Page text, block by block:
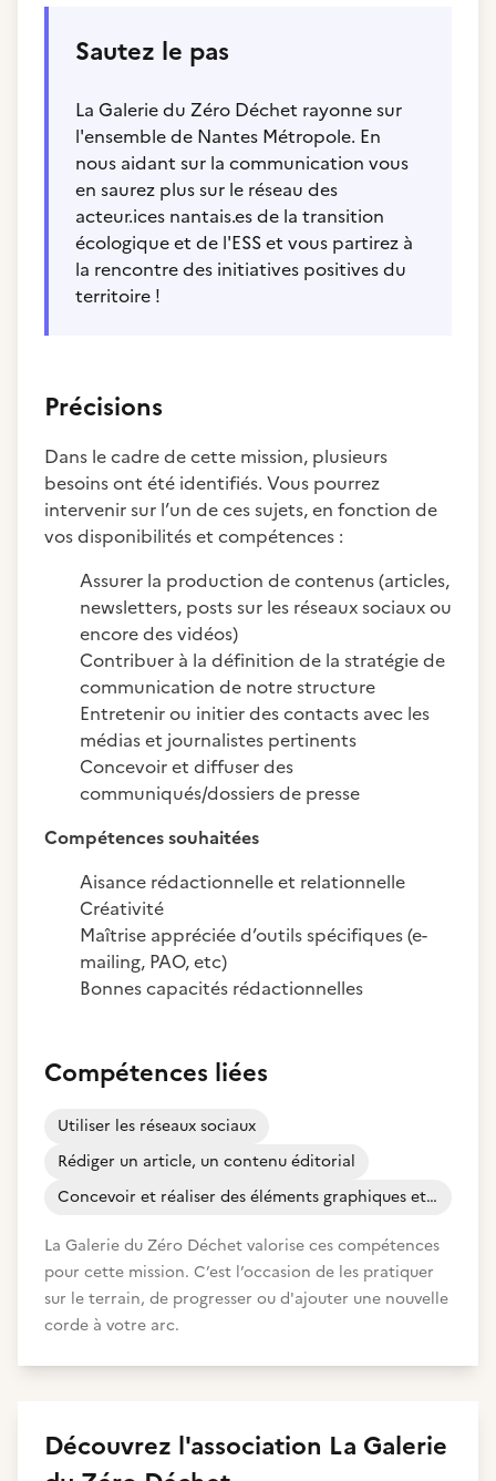
Sautez le pas
La Galerie du Zéro Déchet rayonne sur
l'ensemble de Nantes Métropole. En
nous aidant sur la communication vous
en saurez plus sur le réseau des
acteur.ices nantais.es de la transition
écologique et de l'ESS et vous partirez à
la rencontre des initiatives positives du
territoire !
Précisions
Dans le cadre de cette mission, plusieurs
besoins ont été identifiés. Vous pourrez
intervenir sur l’un de ces sujets, en fonction de
vos disponibilités et compétences :
Assurer la production de contenus (articles,
newsletters, posts sur les réseaux sociaux ou
encore des vidéos)
Contribuer à la définition de la stratégie de
communication de notre structure
Entretenir ou initier des contacts avec les
médias et journalistes pertinents
Concevoir et diffuser des
communiqués/dossiers de presse
Compétences souhaitées
Aisance rédactionnelle et relationnelle
Créativité
Maîtrise appréciée d’outils spécifiques (e-
mailing, PAO, etc)
Bonnes capacités rédactionnelles
Compétences liées
Utiliser les réseaux sociaux
Rédiger un article, un contenu éditorial
Concevoir et réaliser des éléments graphiques et visuels
La Galerie du Zéro Déchet valorise ces compétences
pour cette mission. C’est l’occasion de les pratiquer
sur le terrain, de progresser ou d'ajouter une nouvelle
corde à votre arc.
Découvrez l'association La Galerie